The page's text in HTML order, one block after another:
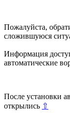
Пожалуйста,
сложившуюся
Информация
автоматические
После установки
открылись ⇧